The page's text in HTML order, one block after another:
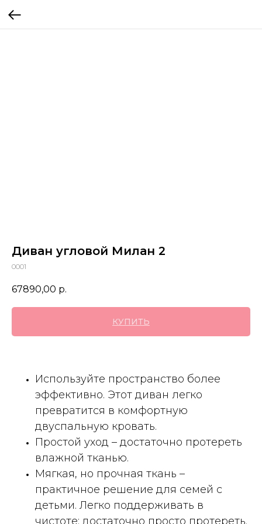
Диван угловой Милан 2
0001
67890,00 р.
КУПИТЬ
Используйте пространство более
эффективно. Этот диван легко
превратится в комфортную
двуспальную кровать.
Простой уход – достаточно протереть
влажной тканью.
Мягкая, но прочная ткань –
практичное решение для семей с
детьми. Легко поддерживать в
чистоте: достаточно просто протереть.